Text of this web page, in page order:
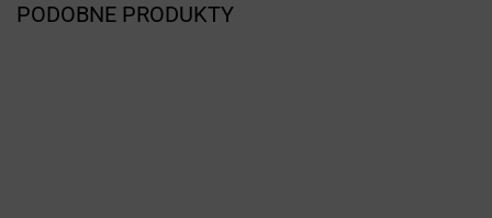
PODOBNE PRODUKTY